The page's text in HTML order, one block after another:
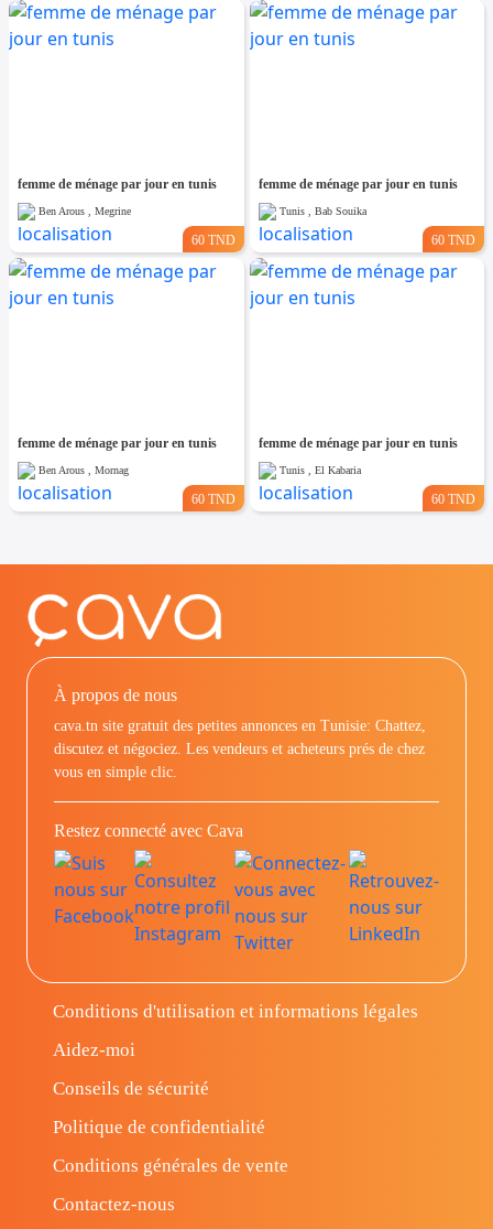
femme de ménage par jour en tunis
Ben Arous , Megrine
60 TND
femme de ménage par jour en tunis
Tunis , Bab Souika
60 TND
femme de ménage par jour en tunis
Ben Arous , Mornag
60 TND
femme de ménage par jour en tunis
Tunis , El Kabaria
60 TND
À propos de nous
cava.tn site gratuit des petites annonces en Tunisie: Chattez,
discutez et négociez. Les vendeurs et acheteurs prés de chez
vous en simple clic.
Restez connecté avec Cava
Conditions d'utilisation et informations légales
Aidez-moi
Conseils de sécurité
Politique de confidentialité
Conditions générales de vente
Contactez-nous